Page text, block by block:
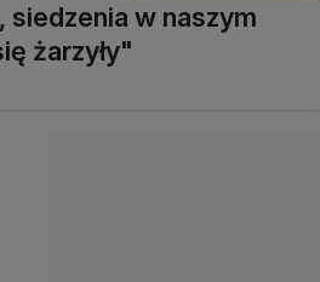
siedzenia w naszym
żarzyły"